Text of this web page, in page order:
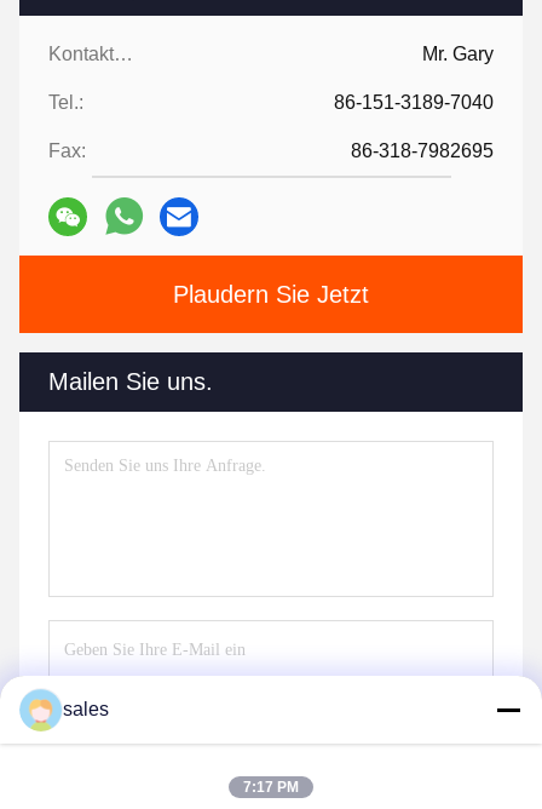
Kontaktpersonen: Mr. Gary
Tel.: 86-151-3189-7040
Fax: 86-318-7982695
Plaudern Sie Jetzt
Mailen Sie uns.
Senden
sales
7:17 PM